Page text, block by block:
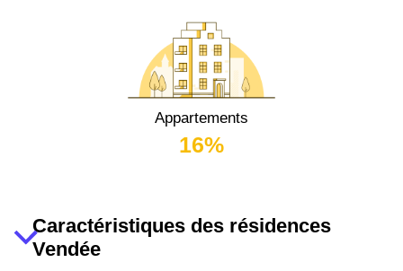
Appartements
16%
Caractéristiques des résidences
Vendée